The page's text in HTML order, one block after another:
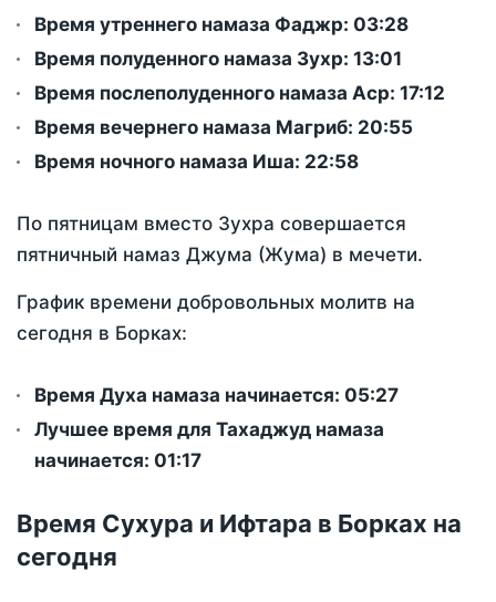
Время утреннего намаза Фаджр: 03:28
Время полуденного намаза Зухр: 13:01
Время послеполуденного намаза Аср: 17:12
Время вечернего намаза Магриб: 20:55
Время ночного намаза Иша: 22:58
По пятницам вместо Зухра совершается
пятничный намаз Джума (Жума) в мечети.
График времени добровольных молитв на
сегодня в Борках:
Время Духа намаза начинается: 05:27
Лучшее время для Тахаджуд намаза
начинается: 01:17
Время Сухура и Ифтара в Борках на
сегодня